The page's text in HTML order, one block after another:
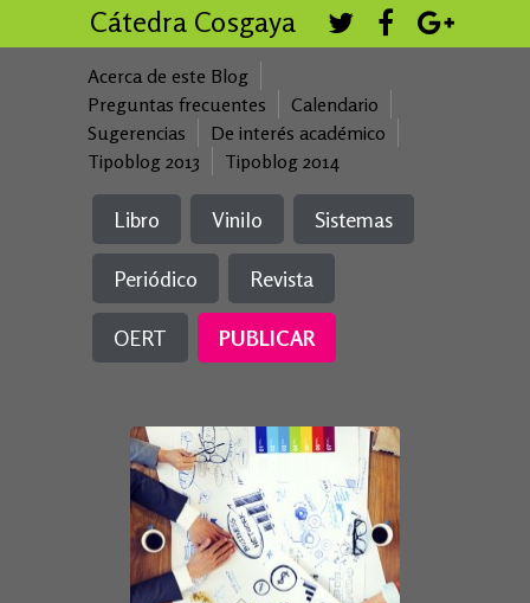
Cátedra Cosgaya
Acerca de este Blog
Preguntas frecuentes
Calendario
Sugerencias
De interés académico
Tipoblog 2013
Tipoblog 2014
Libro Vinilo Sistemas
Periódico Revista
OERT PUBLICAR